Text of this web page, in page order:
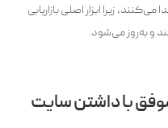
زیرا ابزار اصلی بازاریابی
و به‌روز می‌شود.
با داشتن سایت